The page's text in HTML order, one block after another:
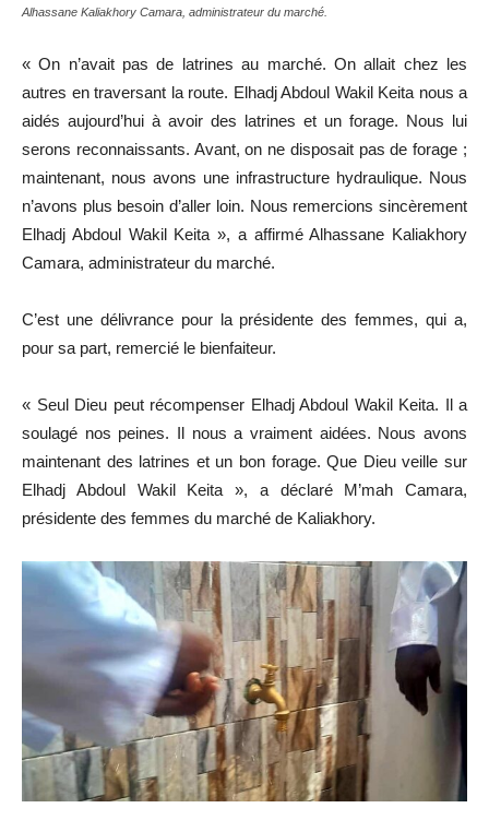
Alhassane Kaliakhory Camara, administrateur du marché.
« On n’avait pas de latrines au marché. On allait chez les
autres en traversant la route. Elhadj Abdoul Wakil Keita nous a
aidés aujourd’hui à avoir des latrines et un forage. Nous lui
serons reconnaissants. Avant, on ne disposait pas de forage ;
maintenant, nous avons une infrastructure hydraulique. Nous
n’avons plus besoin d’aller loin. Nous remercions sincèrement
Elhadj Abdoul Wakil Keita », a affirmé Alhassane Kaliakhory
Camara, administrateur du marché.
C’est une délivrance pour la présidente des femmes, qui a,
pour sa part, remercié le bienfaiteur.
« Seul Dieu peut récompenser Elhadj Abdoul Wakil Keita. Il a
soulagé nos peines. Il nous a vraiment aidées. Nous avons
maintenant des latrines et un bon forage. Que Dieu veille sur
Elhadj Abdoul Wakil Keita », a déclaré M’mah Camara,
présidente des femmes du marché de Kaliakhory.